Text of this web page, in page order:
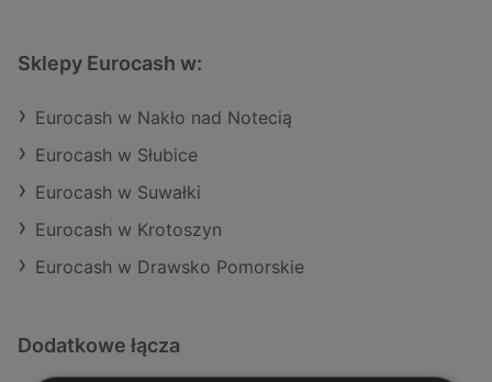
Sklepy Eurocash w:
Eurocash w Nakło nad Notecią
Eurocash w Słubice
Eurocash w Suwałki
Eurocash w Krotoszyn
Eurocash w Drawsko Pomorskie
Dodatkowe łącza